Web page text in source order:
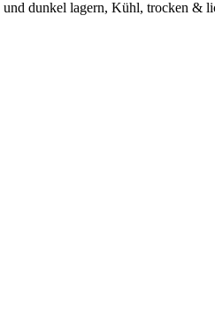
dunkel lagern, Kühl, trocken &